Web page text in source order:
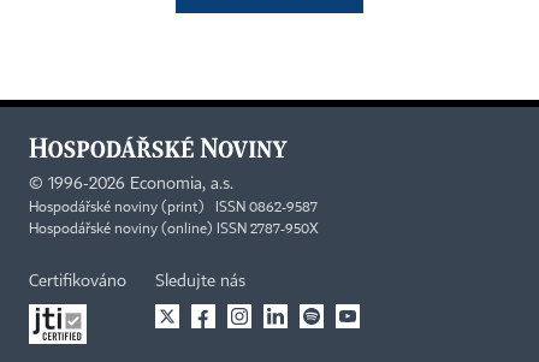
© 1996-2026 Economia, a.s.
Hospodářské noviny (print) ISSN 0862-9587
Hospodářské noviny (online) ISSN 2787-950X
Certifikováno Sledujte nás